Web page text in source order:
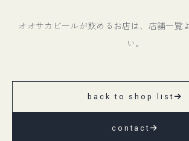
オオサカビールが飲めるお店は、店舗一覧
い。
back to shop list
contact